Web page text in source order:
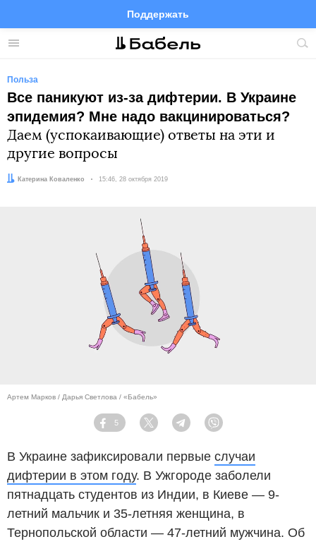
Меню
Поддержать
FacebookTelegramTwitter
Польза
Все паникуют из-за дифтерии. В Украине
эпидемия? Мне надо вакцинироваться?
Даем (успокаивающие) ответы на эти и
другие вопросы
Автор:Катерина Коваленко Дата:
15:46, 28 октября 2019
Артем Марков / Дарья Светлова / «Бабель»
Facebook
5
Twitter TelegramViber
В Украине зафиксировали первые случаи
дифтерии в этом году. В Ужгороде заболели
пятнадцать студентов из Индии, в Киеве — 9-
летний мальчик и 35-летняя женщина, в
Тернопольской области — 47-летний мужчина. Об